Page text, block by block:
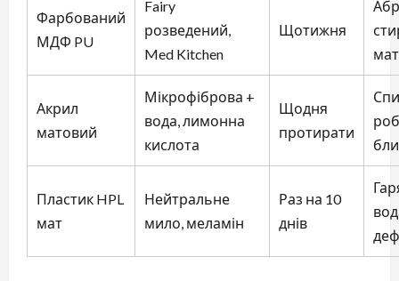
Фарбований
МДФ PU
Fairy
розведений,
Med Kitchen
Щотижня
Акрил
матовий
Мікрофіброва +
вода, лимонна
кислота
Щодня
протирати
Пластик HPL
мат
Нейтральне
мило, меламін
Раз на 10
днів